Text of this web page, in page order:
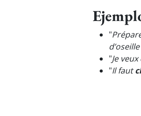
"
"Je veux
"Il faut